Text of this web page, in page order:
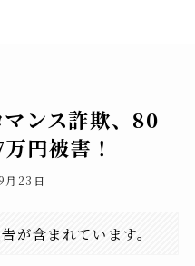
ンス詐欺、80
円被害！
月23日
が含まれています。